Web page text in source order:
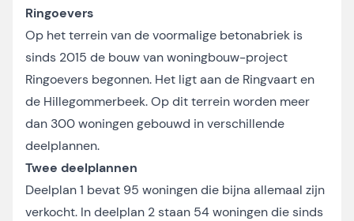
Ringoevers
Op het terrein van de voormalige betonabriek is
sinds 2015 de bouw van woningbouw-project
Ringoevers begonnen. Het ligt aan de Ringvaart en
de Hillegommerbeek. Op dit terrein worden meer
dan 300 woningen gebouwd in verschillende
deelplannen.
Twee deelplannen
Deelplan 1 bevat 95 woningen die bijna allemaal zijn
verkocht. In deelplan 2 staan 54 woningen die sinds